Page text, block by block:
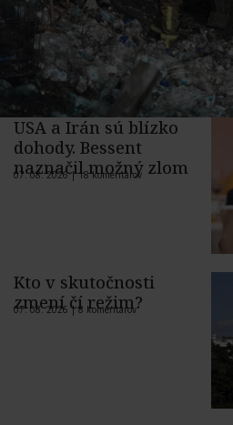
USA a Irán sú blízko
dohody. Bessent
naznačil možný zlom
07. 08. 2026 |18 komentárov
Kto v skutočnosti
zmení čí režim?
07. 08. 2026 |8 komentárov